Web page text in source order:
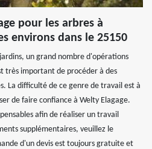
pour les arbres à
environs dans le 25150
un grand nombre d'opérations
très important de procéder à des
La difficulté de ce genre de travail est à
de faire confiance à Welty Elagage.
afin de réaliser un travail
supplémentaires, veuillez le
d'un devis est toujours gratuite et